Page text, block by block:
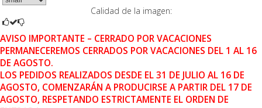
Calidad de la imagen:
AVISO IMPORTANTE – CERRADO POR VACACIONES
PERMANECEREMOS CERRADOS POR VACACIONES DEL 1 AL 16
DE AGOSTO.
LOS PEDIDOS REALIZADOS DESDE EL 31 DE JULIO AL 16 DE
AGOSTO, COMENZARÁN A PRODUCIRSE A PARTIR DEL 17 DE
AGOSTO, RESPETANDO ESTRICTAMENTE EL ORDEN DE